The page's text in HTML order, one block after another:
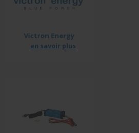
Victron Energy
en savoir plus